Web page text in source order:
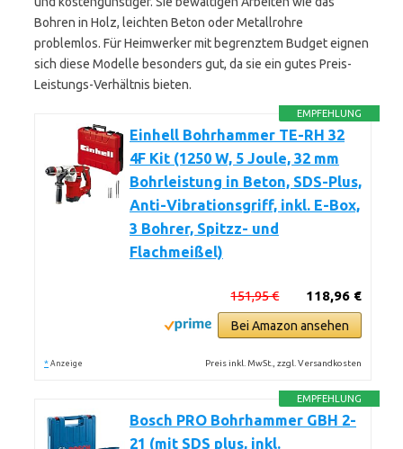
Bohren in Holz, leichten Beton oder Metallrohre
problemlos. Für Heimwerker mit begrenztem Budget eignen
sich diese Modelle besonders gut, da sie ein gutes Preis-
Leistungs-Verhältnis bieten.
EMPFEHLUNG
Einhell Bohrhammer TE-RH 32
4F Kit (1250 W, 5 Joule, 32 mm
Bohrleistung in Beton, SDS-Plus,
Anti-Vibrationsgriff, inkl. E-Box,
3 Bohrer, Spitzz- und
Flachmeißel)
118,96 €
151,95 €
Bei Amazon ansehen
* Anzeige Preis inkl. MwSt., zzgl. Versandkosten
EMPFEHLUNG
Bosch PRO Bohrhammer GBH 2-
21 (mit SDS plus, inkl.